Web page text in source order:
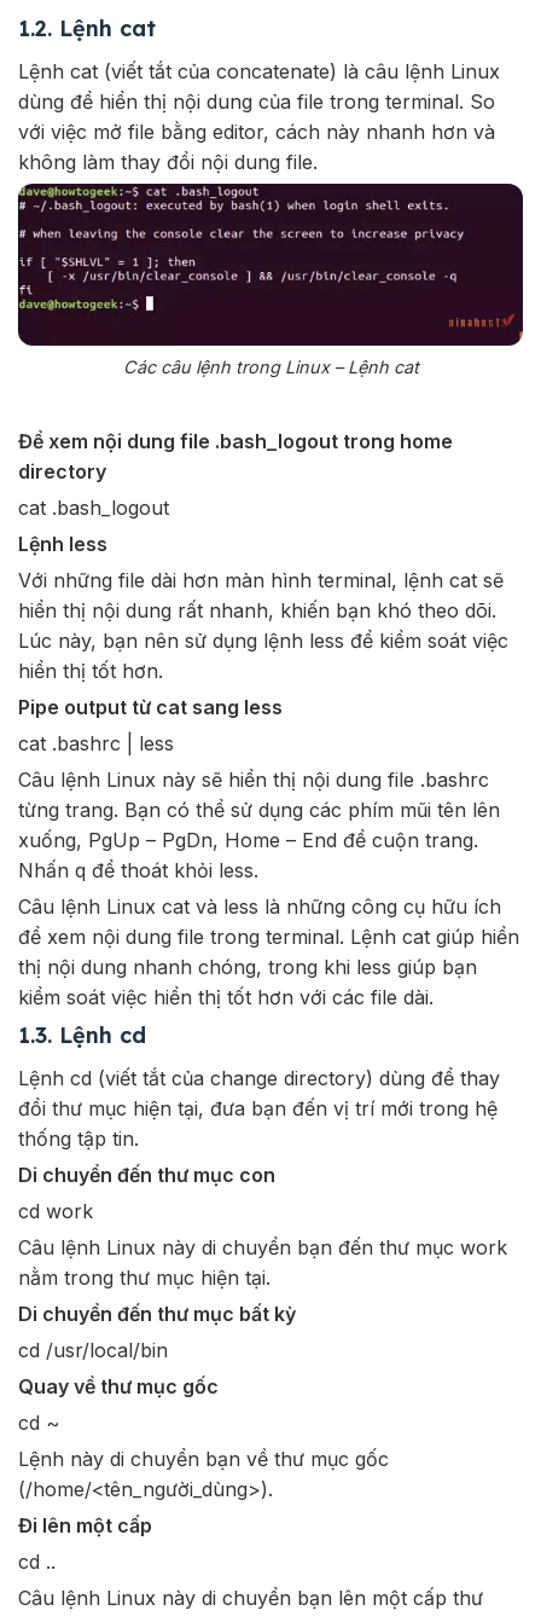
1.2. Lệnh cat
Lệnh cat (viết tắt của concatenate) là câu lệnh Linux
dùng để hiển thị nội dung của file trong terminal. So
với việc mở file bằng editor, cách này nhanh hơn và
không làm thay đổi nội dung file.
Các câu lệnh trong Linux – Lệnh cat
Để xem nội dung file .bash_logout trong home
directory
cat .bash_logout
Lệnh less
Với những file dài hơn màn hình terminal, lệnh cat sẽ
hiển thị nội dung rất nhanh, khiến bạn khó theo dõi.
Lúc này, bạn nên sử dụng lệnh less để kiểm soát việc
hiển thị tốt hơn.
Pipe output từ cat sang less
cat .bashrc | less
Câu lệnh Linux này sẽ hiển thị nội dung file .bashrc
từng trang. Bạn có thể sử dụng các phím mũi tên lên
xuống, PgUp – PgDn, Home – End để cuộn trang.
Nhấn q để thoát khỏi less.
Câu lệnh Linux cat và less là những công cụ hữu ích
để xem nội dung file trong terminal. Lệnh cat giúp hiển
thị nội dung nhanh chóng, trong khi less giúp bạn
kiểm soát việc hiển thị tốt hơn với các file dài.
1.3. Lệnh cd
Lệnh cd (viết tắt của change directory) dùng để thay
đổi thư mục hiện tại, đưa bạn đến vị trí mới trong hệ
thống tập tin.
Di chuyển đến thư mục con
cd work
Câu lệnh Linux này di chuyển bạn đến thư mục work
nằm trong thư mục hiện tại.
Di chuyển đến thư mục bất kỳ
cd /usr/local/bin
Quay về thư mục gốc
cd ~
Lệnh này di chuyển bạn về thư mục gốc
(/home/<tên_người_dùng>).
Đi lên một cấp
cd ..
Câu lệnh Linux này di chuyển bạn lên một cấp thư